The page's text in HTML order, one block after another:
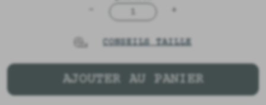
+
CONSEILS TAILLE
AJOUTER AU PANIER